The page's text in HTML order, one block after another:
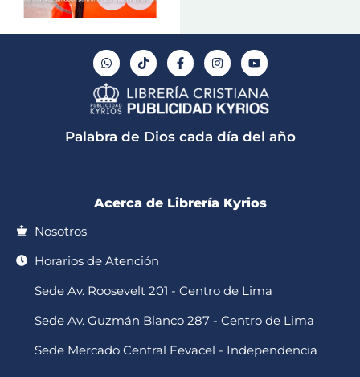
W
h
a
t
s
a
p
T
i
k
t
o
k
F
a
c
e
b
o
k
I
n
s
t
a
g
a
Y
o
u
t
u
b
Palabra de Dios cada día del año
Acerca de Librería Kyrios
Nosotros
Horarios de Atención
Sede Av. Roosevelt 201 - Centro de Lima
Sede Av. Guzmán Blanco 287 - Centro de Lima
Sede Mercado Central Fevacel - Independencia